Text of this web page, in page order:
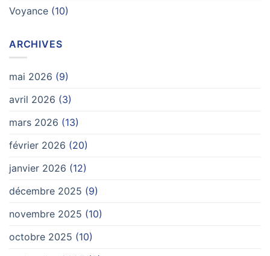
Voyance (10)
ARCHIVES
mai 2026 (9)
avril 2026 (3)
mars 2026 (13)
février 2026 (20)
janvier 2026 (12)
décembre 2025 (9)
novembre 2025 (10)
octobre 2025 (10)